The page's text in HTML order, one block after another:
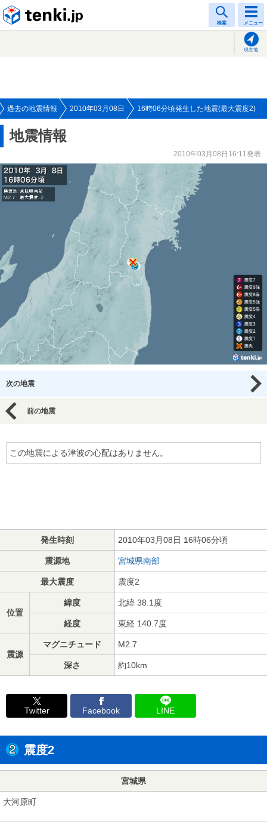
検索 メニュー
現在地
過去の地震情報 2010年03月08日 16時06分頃発生した地震(最大震度2)
地震情報
2010年03月08日16:11発表
次の地震
前の地震
この地震による津波の心配はありません。
発生時刻 2010年03月08日 16時06分頃
震源地 宮城県南部
最大震度 震度2
位置
緯度 北緯 38.1度
経度 東経 140.7度
震源
マグニチュード M2.7
深さ 約10km
Twitter Facebook LINE
震度2
宮城県
大河原町